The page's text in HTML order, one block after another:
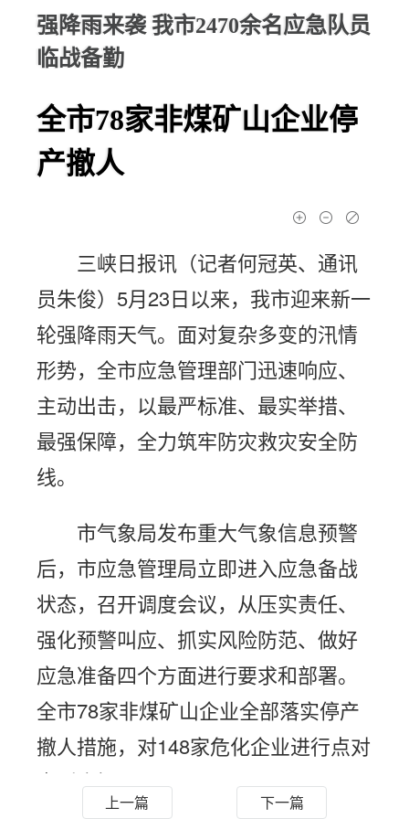
强降雨来袭 我市2470余名应急队员
临战备勤
全市78家非煤矿山企业停
产撤人
三峡日报讯（记者何冠英、通讯
员朱俊）5月23日以来，我市迎来新一
轮强降雨天气。面对复杂多变的汛情
形势，全市应急管理部门迅速响应、
主动出击，以最严标准、最实举措、
最强保障，全力筑牢防灾救灾安全防
线。
市气象局发布重大气象信息预警
后，市应急管理局立即进入应急备战
状态，召开调度会议，从压实责任、
强化预警叫应、抓实风险防范、做好
应急准备四个方面进行要求和部署。
全市78家非煤矿山企业全部落实停产
撤人措施，对148家危化企业进行点对
点叫应提醒。
上一篇 下一篇